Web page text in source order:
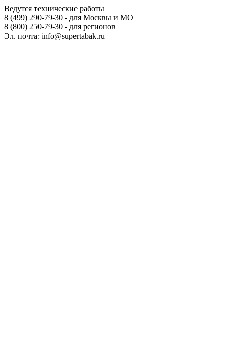
Ведутся технические работы
8 (499) 290-79-30 - для Москвы и МО
8 (800) 250-79-30 - для регионов
Эл. почта: info@supertabak.ru